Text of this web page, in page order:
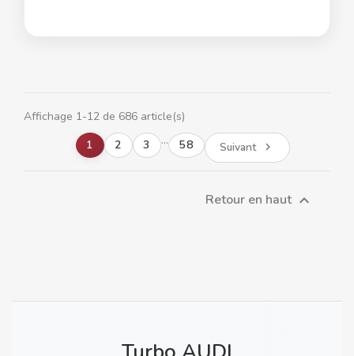
Affichage 1-12 de 686 article(s)
1
2 3 … 58 Suivant 
Retour en haut 